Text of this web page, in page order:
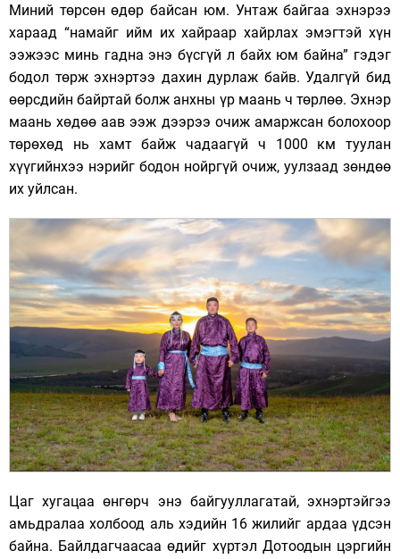
Миний төрсөн өдөр байсан юм. Унтаж байгаа эхнэрээ
хараад “намайг ийм их хайраар хайрлах эмэгтэй хүн
ээжээс минь гадна энэ бүсгүй л байх юм байна” гэдэг
бодол төрж эхнэртээ дахин дурлаж байв. Удалгүй бид
өөрсдийн байртай болж анхны үр маань ч төрлөө. Эхнэр
маань хөдөө аав ээж дээрээ очиж амаржсан болохоор
төрөхөд нь хамт байж чадаагүй ч 1000 км туулан
хүүгийнхээ нэрийг бодон нойргүй очиж, уулзаад зөндөө
их уйлсан.
Цаг хугацаа өнгөрч энэ байгууллагатай, эхнэртэйгээ
амьдралаа холбоод аль хэдийн 16 жилийг ардаа үдсэн
байна. Байлдагчаасаа өдийг хүртэл Дотоодын цэргийн